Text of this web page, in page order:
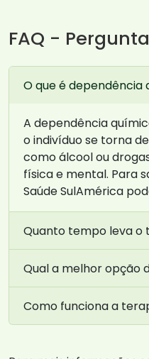
FAQ -
O que é dependência
A dependência
o indivíduo se torna
como álcool ou
física e mental. Para
Saúde SulAmérica
Quanto tempo leva o
Qual a melhor opção
Como funciona a